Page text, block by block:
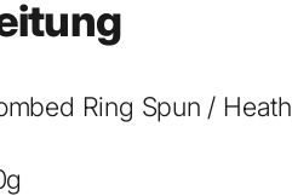
n
Ring Spun /